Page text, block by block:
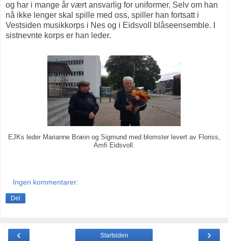
og har i mange år vært ansvarlig for uniformer. Selv om han
nå ikke lenger skal spille med oss, spiller han fortsatt i
Vestsiden musikkorps i Nes og i Eidsvoll blåseensemble. I
sistnevnte korps er han leder.
EJKs leder Marianne Bræin og Sigmund med blomster levert av Floriss,
Amfi Eidsvoll.
Ingen kommentarer:
Del
‹ ›
Startsiden